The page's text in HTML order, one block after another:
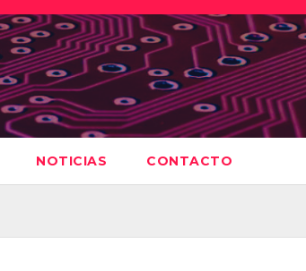
NOTICIAS CONTACTO